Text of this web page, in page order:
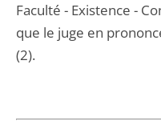
Faculté - Existence -
que le juge en
(2).